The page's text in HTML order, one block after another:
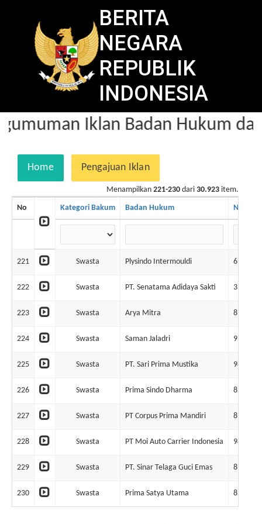
BERITA
NEGARA
REPUBLIK
INDONESIA
Iklan Badan Hukum
Home Pengajuan Iklan
Menampilkan 221-230 dari 30.923 item.
No Kategori Bakum Badan Hukum No. BN
221 Swasta Plysindo Intermouldi 6
222 Swasta PT. Senatama Adidaya Sakti 33
223 Swasta Arya Mitra 8
224 Swasta Saman Jaladri 9
225 Swasta PT. Sari Prima Mustika 94
226 Swasta Prima Sindo Dharma 82
227 Swasta PT Corpus Prima Mandiri 85
228 Swasta PT Moi Auto Carrier Indonesia 94
229 Swasta PT. Sinar Telaga Guci Emas 8
230 Swasta Prima Satya Utama 82